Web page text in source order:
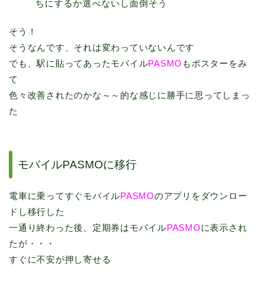
ちにするか選べないし面倒そう
そう！
そうなんです、それは変わっていないんです
でも、駅に貼ってあったモバイルPASMO もポスターをみ
て
色々改善されたのかな～～的な感じに勝手に思ってしまっ
た
モバイルPASMOに移行
電車に乗ってすぐモバイルPASMOのアプリをダウンロー
ドし移行した
一通り終わった後、定期券はモバイルPASMOに表示され
たが・・・
すぐに不安が押し寄せる